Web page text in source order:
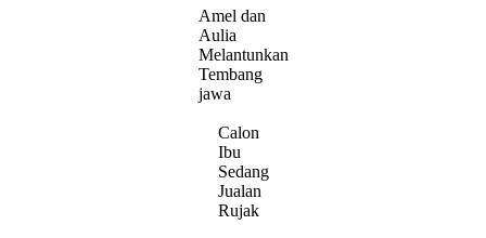
Amel dan
Aulia
Melantunkan
Tembang
jawa
Calon
Ibu
Sedang
Jualan
Rujak